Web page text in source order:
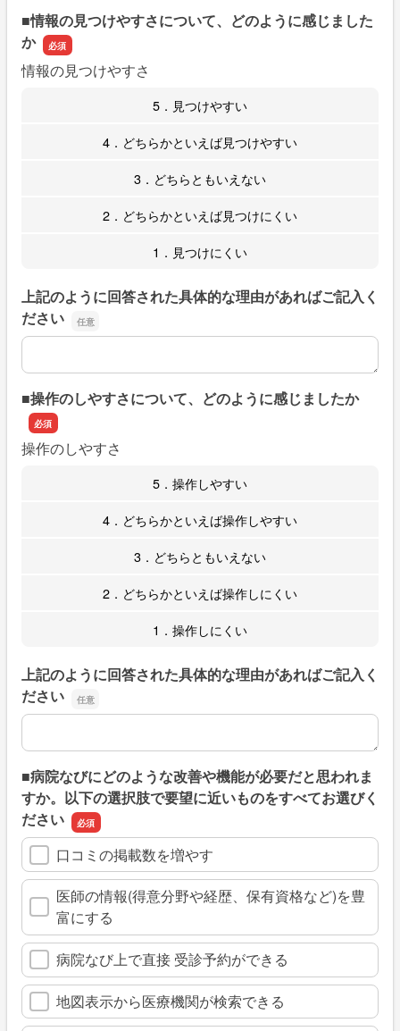
■情報の見つけやすさについて、どのように感じました
か
情報の見つけやすさ
5．見つけやすい
4．どちらかといえば見つけやすい
3．どちらともいえない
2．どちらかといえば見つけにくい
1．見つけにくい
上記のように回答された具体的な理由があればご記入く
ださい
上記のように回答された具体的な理由があればご記入くだ
■操作のしやすさについて、どのように感じましたか
操作のしやすさ
5．操作しやすい
4．どちらかといえば操作しやすい
3．どちらともいえない
2．どちらかといえば操作しにくい
1．操作しにくい
上記のように回答された具体的な理由があればご記入く
ださい
上記のように回答された具体的な理由があればご記入くだ
■病院なびにどのような改善や機能が必要だと思われま
すか。以下の選択肢で要望に近いものをすべてお選びく
ださい
口コミの掲載数を増やす
医師の情報(得意分野や経歴、保有資格など)を豊
富にする
病院なび上で直接 受診予約ができる
地図表示から医療機関が検索できる